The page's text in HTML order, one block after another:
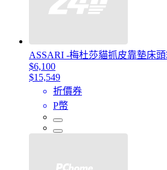
ASSARI -梅杜莎貓抓皮靠墊床
$6,100
$15,549
折價券
P幣